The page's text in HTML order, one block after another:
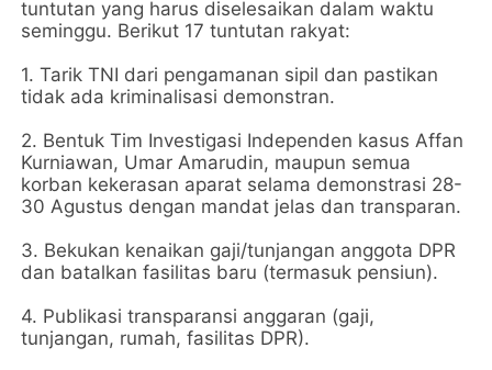
tuntutan yang harus diselesaikan dalam waktu
seminggu. Berikut 17 tuntutan rakyat:
1. Tarik TNI dari pengamanan sipil dan pastikan
tidak ada kriminalisasi demonstran.
2. Bentuk Tim Investigasi Independen kasus Affan
Kurniawan, Umar Amarudin, maupun semua
korban kekerasan aparat selama demonstrasi 28-
30 Agustus dengan mandat jelas dan transparan.
3. Bekukan kenaikan gaji/tunjangan anggota DPR
dan batalkan fasilitas baru (termasuk pensiun).
4. Publikasi transparansi anggaran (gaji,
tunjangan, rumah, fasilitas DPR).